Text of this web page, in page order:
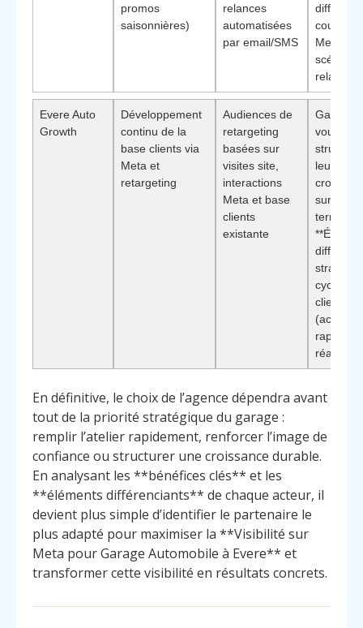
promos
saisonnières)
relances
automatisées
par email/SMS
Meta et
relance**
Evere Auto
Growth
Développement
continu de la
base clients via
Meta et
retargeting
Audiences de
retargeting
basées sur
visites site,
interactions
Meta et base
clients
existante
Garages
voulant
leur
sur le
terme ·
stratégie
cycle de
client
rappel,
En définitive, le choix de l’agence dépendra avant
tout de la priorité stratégique du garage :
remplir l’atelier rapidement, renforcer l’image de
confiance ou structurer une croissance durable.
En analysant les **bénéfices clés** et les
**éléments différenciants** de chaque acteur, il
devient plus simple d’identifier le partenaire le
plus adapté pour maximiser la **Visibilité sur
Meta pour Garage Automobile à Evere** et
transformer cette visibilité en résultats concrets.